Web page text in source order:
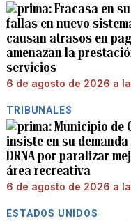
Fracasa en
fallas en nuevo
causan atrasos en
amenazan la
servicios
6 de agosto de 2026 a
TRIBUNALES
Municipio de
insiste en su
DRNA por paralizar
área recreativa
6 de agosto de 2026 a
ESTADOS UNIDOS